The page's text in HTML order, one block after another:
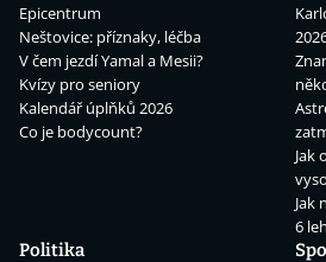
Epicentrum
Neštovice: příznaky, léčba
V čem jezdí Yamal a Mesii?
Kvízy pro seniory
Kalendář úplňků 2026
Co je bodycount?
Jak
Jak
6
Politika